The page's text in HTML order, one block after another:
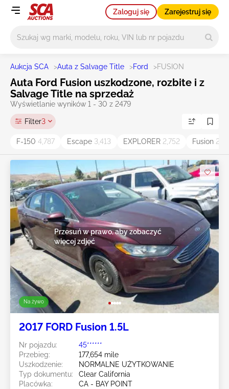
Zaloguj się Zarejestruj się
Aukcja SCA >Auta z Salvage Title >Ford >FUSION
Auta Ford Fusion uszkodzone, rozbite i z
Salvage Title na sprzedaż
Wyświetlanie wyników 1 - 30 z 2479
Filter3
F-150 4,787 Escape 3,413 EXPLORER 2,752 Fusion
Na żywo
Przesuń w prawo, aby zobaczyć
więcej zdjęć
2017 FORD Fusion 1.5L
Nr pojazdu:
45******
Przebieg:
177,654 mile
Uszkodzenie:
NORMALNE UŻYTKOWANIE
Typ dokumentu:
Clear California
Placówka:
CA - BAY POINT